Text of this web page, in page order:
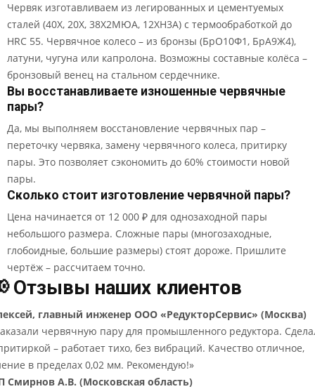
Червяк изготавливаем из легированных и цементуемых
сталей (40Х, 20Х, 38Х2МЮА, 12ХН3А) с термообработкой до
HRC 55. Червячное колесо – из бронзы (БрО10Ф1, БрА9Ж4),
латуни, чугуна или капролона. Возможны составные колёса –
бронзовый венец на стальном сердечнике.
Вы восстанавливаете изношенные червячные
пары?
Да, мы выполняем восстановление червячных пар –
переточку червяка, замену червячного колеса, притирку
пары. Это позволяет сэкономить до 60% стоимости новой
пары.
Сколько стоит изготовление червячной пары?
Цена начинается от 12 000 ₽ для однозаходной пары
небольшого размера. Сложные пары (многозаходные,
глобоидные, большие размеры) стоят дороже. Пришлите
чертёж – рассчитаем точно.
Отзывы наших клиентов
главный инженер ООО «РедукторСервис» (Москва)
червячную пару для промышленного редуктора.
– работает тихо, без вибраций. Качество отличное,
в пределах 0,02 мм. Рекомендую!»
Смирнов А.В. (Московская область)